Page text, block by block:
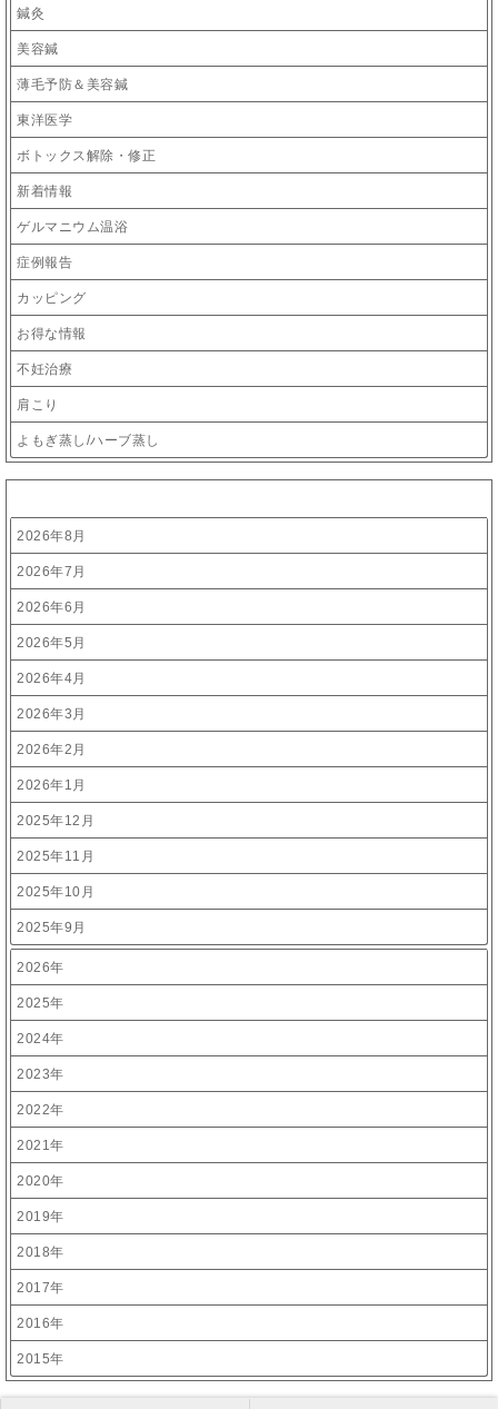
鍼灸
美容鍼
薄毛予防＆美容鍼
東洋医学
ボトックス解除・修正
新着情報
ゲルマニウム温浴
症例報告
カッピング
お得な情報
不妊治療
肩こり
よもぎ蒸し/ハーブ蒸し
2026年8月
2026年7月
2026年6月
2026年5月
2026年4月
2026年3月
2026年2月
2026年1月
2025年12月
2025年11月
2025年10月
2025年9月
2026年
2025年
2024年
2023年
2022年
2021年
2020年
2019年
2018年
2017年
2016年
2015年